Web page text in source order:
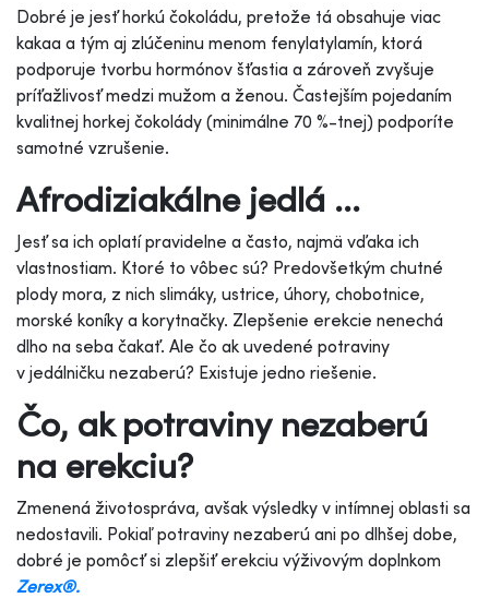
Dobré je jesť horkú čokoládu, pretože tá obsahuje viac
kakaa a tým aj zlúčeninu menom fenylatylamín, ktorá
podporuje tvorbu hormónov šťastia a zároveň zvyšuje
príťažlivosť medzi mužom a ženou. Častejším pojedaním
kvalitnej horkej čokolády (minimálne 70 %-tnej) podporíte
samotné vzrušenie.
Afrodiziakálne jedlá ...
Jesť sa ich oplatí pravidelne a často, najmä vďaka ich
vlastnostiam. Ktoré to vôbec sú? Predovšetkým chutné
plody mora, z nich slimáky, ustrice, úhory, chobotnice,
morské koníky a korytnačky. Zlepšenie erekcie nenechá
dlho na seba čakať. Ale čo ak uvedené potraviny
v jedálničku nezaberú? Existuje jedno riešenie.
Čo, ak potraviny nezaberú
na erekciu?
Zmenená životospráva, avšak výsledky v intímnej oblasti sa
nedostavili. Pokiaľ potraviny nezaberú ani po dlhšej dobe,
dobré je pomôcť si zlepšiť erekciu výživovým doplnkom
Zerex®.